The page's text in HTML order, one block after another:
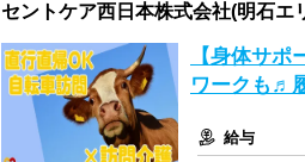
セントケア西日本株式会社(明石エ
【身体サ
ワークも♬
給与